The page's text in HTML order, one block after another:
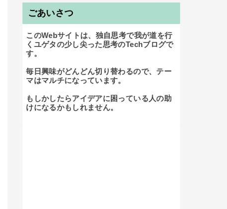
ごあいさつ
このWebサイトは、独自思考で我が道を行
くユゲタの少し尖った思考のTechブログで
す。
毎日興味がどんどん切り替わるので、テー
マはマルチになっています。
もしかしたらアイデアに困っている人の助
けになるかもしれません。